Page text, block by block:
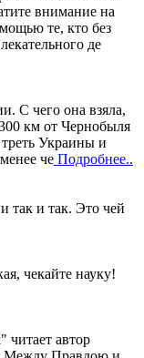
внимание на
те, кто без
де
С чего она взяла,
км от Чернобыля
Украины и
че Подробнее..
так и так. Это чей
чекайте науку!
читает автор